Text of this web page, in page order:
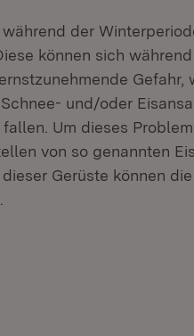
der
können sich
Gefahr,
und/oder
Um dieses Problem
von so genannten
Gerüste können